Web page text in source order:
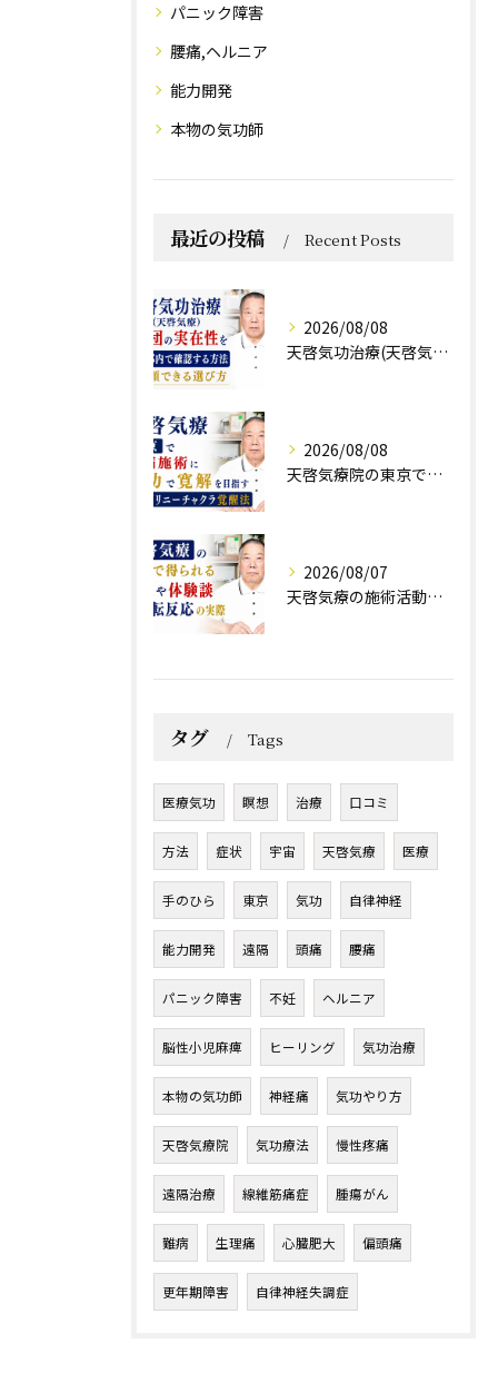
パニック障害
腰痛,ヘルニア
能力開発
本物の気功師
最近の投稿 Recent Posts
2026/08/08
天啓気功治療(天啓気療)と財団の実在性を東京都内で確認する方法と信頼できる選び方
2026/08/08
天啓気療院の東京で難病施術に気功で寛解を目指すクンダリニーチャクラ覚醒法
2026/08/07
天啓気療の施術活動で得られる効果や体験談と好転反応の実際
タグ Tags
医療気功 瞑想 治療 口コミ
方法 症状 宇宙 天啓気療 医療
手のひら 東京 気功 自律神経
能力開発 遠隔 頭痛 腰痛
パニック障害 不妊 ヘルニア
脳性小児麻痺 ヒーリング 気功治療
本物の気功師 神経痛 気功やり方
天啓気療院 気功療法 慢性疼痛
遠隔治療 線維筋痛症 腫瘍がん
難病 生理痛 心臓肥大 偏頭痛
更年期障害 自律神経失調症